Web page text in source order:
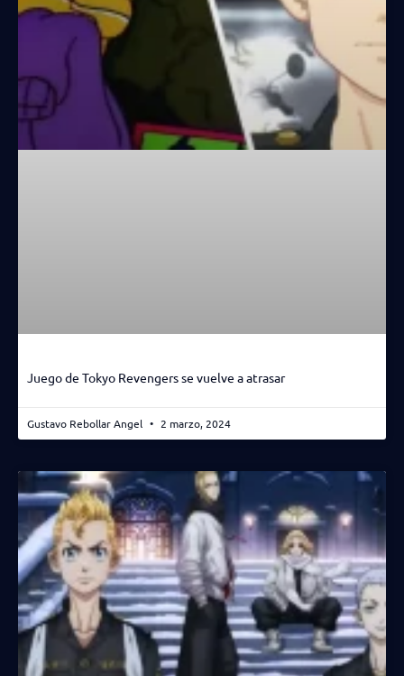
Juego de Tokyo Revengers se vuelve a atrasar
Gustavo Rebollar Angel 2 marzo, 2024